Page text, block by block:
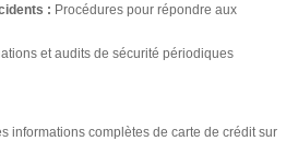
: Procédures pour répondre aux
et audits de sécurité périodiques
informations complètes de carte de crédit sur